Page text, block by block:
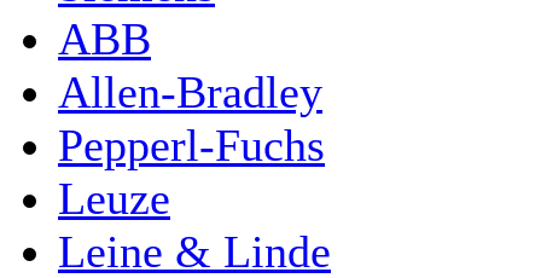
ABB
Allen-Bradley
Pepperl-Fuchs
Leuze
Leine & Linde